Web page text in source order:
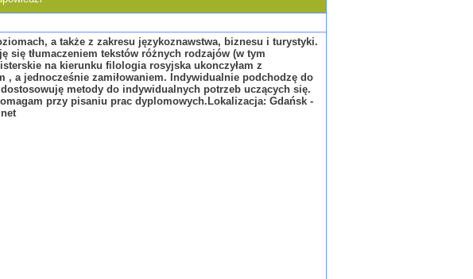
a także z zakresu językoznawstwa, biznesu i turystyki.
się tłumaczeniem tekstów różnych rodzajów (w tym
na kierunku filologia rosyjska ukonczyłam z
a jednocześnie zamiłowaniem. Indywidualnie podchodzę do
metody do indywidualnych potrzeb uczących się.
przy pisaniu prac dyplomowych.Lokalizacja: Gdańsk -